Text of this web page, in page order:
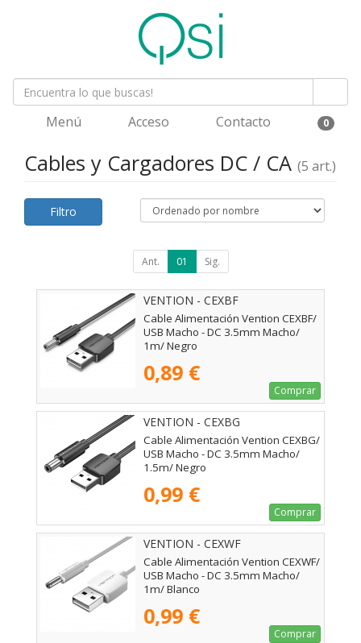
Menú Acceso Contacto 0
Cables y Cargadores DC / CA (5 art.)
Filtro
Ant. 01 Sig.
VENTION - CEXBF
Cable Alimentación Vention CEXBF/
USB Macho - DC 3.5mm Macho/
1m/ Negro
0,89 €
Comprar
VENTION - CEXBG
Cable Alimentación Vention CEXBG/
USB Macho - DC 3.5mm Macho/
1.5m/ Negro
0,99 €
Comprar
VENTION - CEXWF
Cable Alimentación Vention CEXWF/
USB Macho - DC 3.5mm Macho/
1m/ Blanco
0,99 €
Comprar